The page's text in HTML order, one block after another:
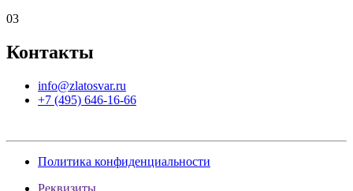
03
Контакты
info@zlatosvar.ru
+7 (495) 646-16-66
Политика конфиденциальности
Реквизиты